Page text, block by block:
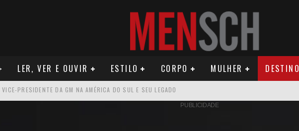
LER, VER E OUVIR ESTILO CORPO MULHER DESTINO
REDIG REAFIRMA RECIFE COMO CELEIRO DAS ARTES EM NOITE DE REINAUGURAÇÃO
PUBLICIDADE